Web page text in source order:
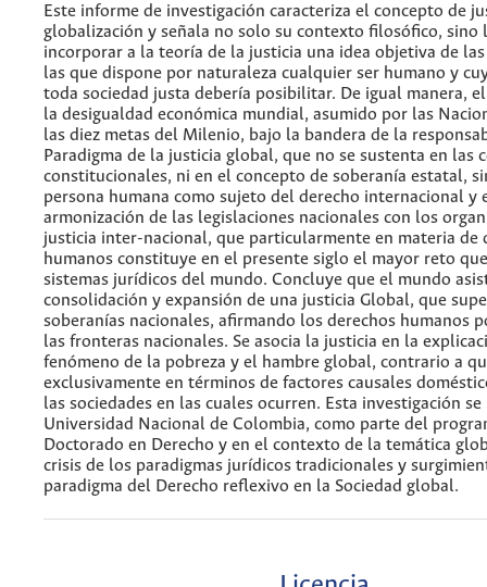
Este informe de investigación caracteriza el concepto de
globalización y señala no solo su contexto filosófico, sino
incorporar a la teoría de la justicia una idea objetiva de las
las que dispone por naturaleza cualquier ser humano y
toda sociedad justa debería posibilitar. De igual manera,
la desigualdad económica mundial, asumido por las
las diez metas del Milenio, bajo la bandera de la
Paradigma de la justicia global, que no se sustenta en las
constitucionales, ni en el concepto de soberanía estatal,
persona humana como sujeto del derecho internacional y
armonización de las legislaciones nacionales con los
justicia inter-nacional, que particularmente en materia de
humanos constituye en el presente siglo el mayor reto
sistemas jurídicos del mundo. Concluye que el mundo
consolidación y expansión de una justicia Global, que
soberanías nacionales, afirmando los derechos humanos
las fronteras nacionales. Se asocia la justicia en la
fenómeno de la pobreza y el hambre global, contrario a
exclusivamente en términos de factores causales
las sociedades en las cuales ocurren. Esta investigación
Universidad Nacional de Colombia, como parte del
Doctorado en Derecho y en el contexto de la temática
crisis de los paradigmas jurídicos tradicionales y
paradigma del Derecho reflexivo en la Sociedad global.